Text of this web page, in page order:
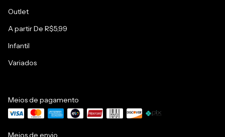
Outlet
A partir De R$5,99
Infantil
Variados
Meios de pagamento
Meios de envio